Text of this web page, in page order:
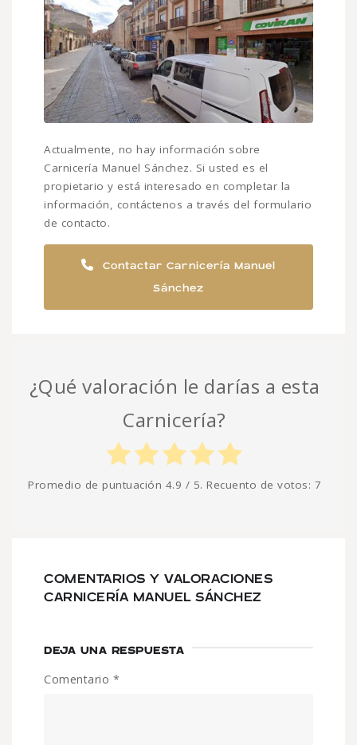
Actualmente, no hay información sobre
Carnicería Manuel Sánchez. Si usted es el
propietario y está interesado en completar la
información, contáctenos a través del formulario
de contacto.
Contactar Carnicería Manuel
Sánchez
¿Qué valoración le darías a esta
Carnicería?
Promedio de puntuación 4.9 / 5. Recuento de votos: 7
COMENTARIOS Y VALORACIONES
CARNICERÍA MANUEL SÁNCHEZ
DEJA UNA RESPUESTA
Comentario *